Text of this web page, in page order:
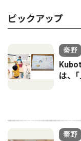
ピックアップ
秦野
は、
秦野